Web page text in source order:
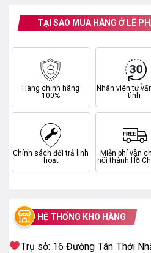
REGZA Engine ZR – xử lý
QLED (Quantum Dot Color)
Công nghệ chấm lượng tử
sắc, mang lại hình ảnh rực rỡ
TẠI SAO MUA HÀNG Ở LÊ
Hàng chính hãng
100%
Nhân viên tư
tình
Chính sách đổi trả linh
hoạt
Miễn phí vận
nội thành Hồ
HỆ THỐNG KHO HÀNG
Trụ sở: 16 Đường Tân Thới